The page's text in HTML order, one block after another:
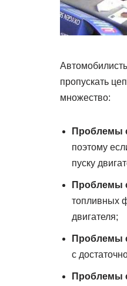
пропускать
множество:
Проблемы
поэтому
пуску
Проблемы
топливных
двигателя;
Проблемы
с
Проблемы